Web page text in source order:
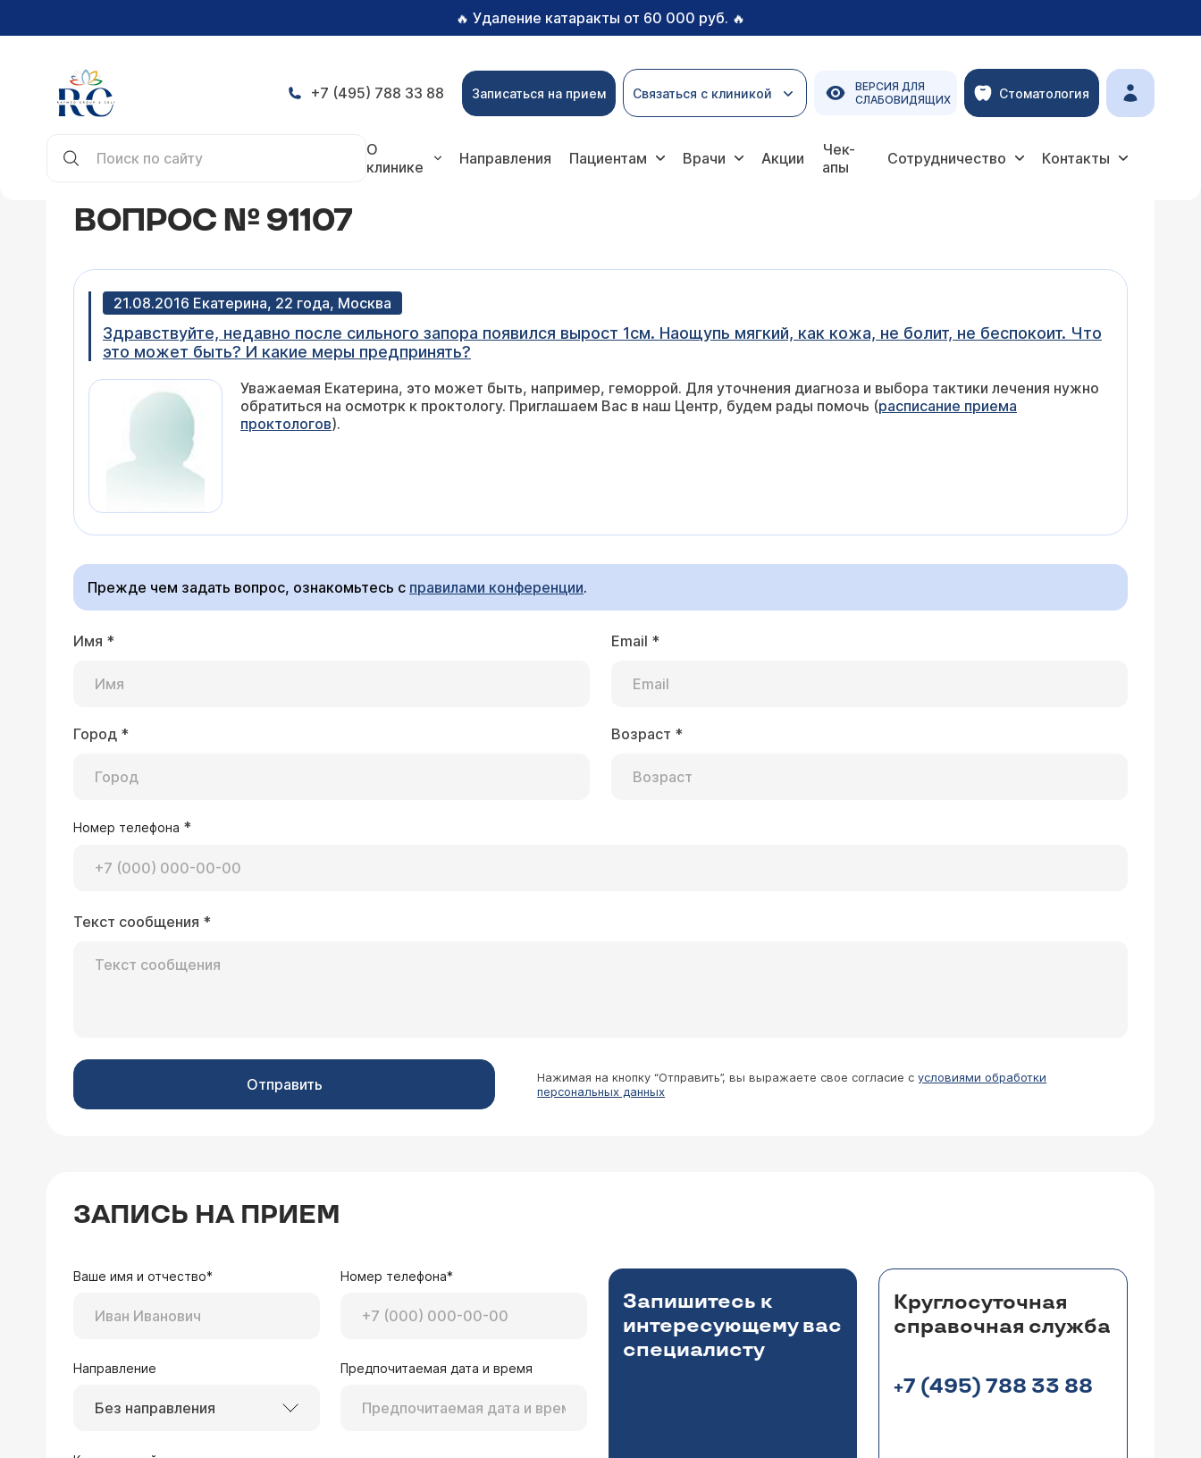
🔥 Удаление катаракты от 60 000 руб. 🔥
+7 (495) 788 33 88 Записаться на прием Связаться с клиникой
ВЕРСИЯ ДЛЯ
СЛАБОВИДЯЩИХ
Стоматология
О
клинике
Направления Пациентам Врачи Акции
Чек-
апы
Сотрудничество Контакты
ВОПРОС № 91107
21.08.2016 Екатерина, 22 года, Москва
Здравствуйте, недавно после сильного запора появился вырост 1см. Наощупь мягкий, как кожа, не болит, не беспокоит. Что
это может быть? И какие меры предпринять?
Уважаемая Екатерина, это может быть, например, геморрой. Для уточнения диагноза и выбора тактики лечения нужно
обратиться на осмотрк к проктологу. Приглашаем Вас в наш Центр, будем рады помочь (расписание приема
проктологов).
Прежде чем задать вопрос, ознакомьтесь с правилами конференции.
Имя * Email *
Город * Возраст *
Номер телефона *
Текст сообщения *
Отправить Нажимая на кнопку “Отправить”, вы выражаете свое согласие сусловиями обработки
персональных данных
ЗАПИСЬ НА ПРИЕМ
Ваше имя и отчество* Номер телефона*
Направление
Без направления
Предпочитаемая дата и время
Запишитесь к
интересующему вас
специалисту
Круглосуточная
справочная служба
+7 (495) 788 33 88